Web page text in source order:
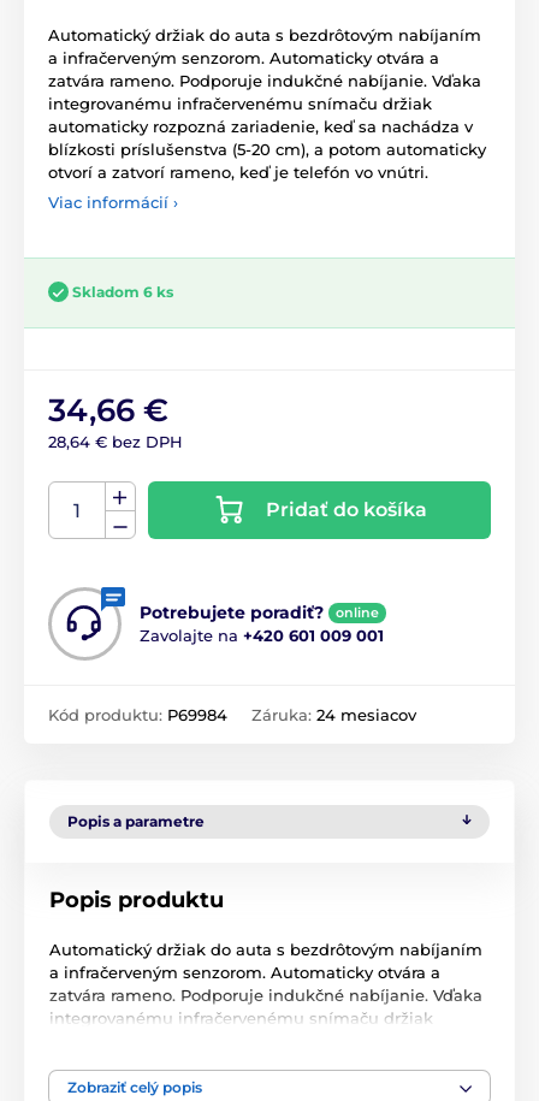
Automatický držiak do auta s bezdrôtovým nabíjaním
a infračerveným senzorom. Automaticky otvára a
zatvára rameno. Podporuje indukčné nabíjanie. Vďaka
integrovanému infračervenému snímaču držiak
automaticky rozpozná zariadenie, keď sa nachádza v
blízkosti príslušenstva (5-20 cm), a potom automaticky
otvorí a zatvorí rameno, keď je telefón vo vnútri.
Viac informácií ›
Skladom 6 ks
34,66 €
28,64 € bez DPH
Pridať do košíka
Potrebujete poradiť? online
Zavolajte na +420 601 009 001
Kód produktu: P69984 Záruka: 24 mesiacov
Popis a parametre
Popis produktu
Automatický držiak do auta s bezdrôtovým nabíjaním
a infračerveným senzorom. Automaticky otvára a
zatvára rameno. Podporuje indukčné nabíjanie. Vďaka
integrovanému infračervenému snímaču držiak
otvorí a zatvorí rameno, keď je telefón vo vnútri. Držiak
Zobraziť celý popis